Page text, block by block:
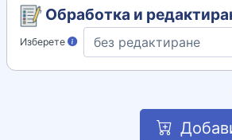
Обработка и
Изберете